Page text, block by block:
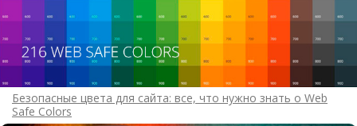
Безопасные цвета для сайта: все, что нужно знать о Web
Safe Colors